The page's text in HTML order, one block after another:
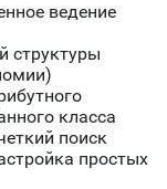
ведение
структуры
класса
поиск
простых